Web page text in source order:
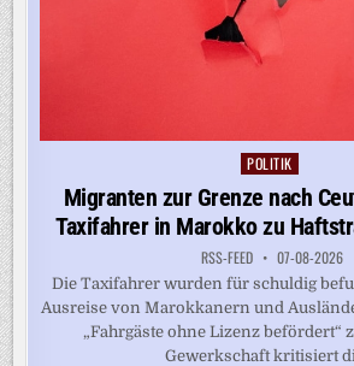
Posted
POLITIK
Migranten zur Grenze nach
Taxifahrer in Marokko zu
RSS-FEED 07-08-2026
Die Taxifahrer wurden für schuldig
Ausreise von Marokkanern und
„Fahrgäste ohne Lizenz befördert“
Gewerkschaft kritisiert